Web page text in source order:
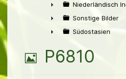
►
►
Niederländisch
►
Sonstige Bilder
Südostasien
B
P6810